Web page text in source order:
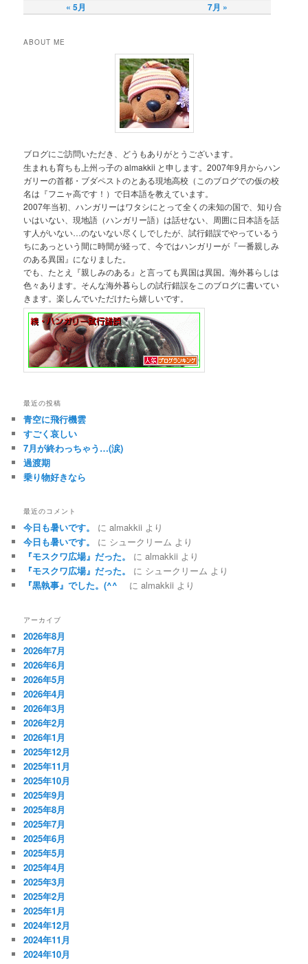
« 5月 7月 »
ABOUT ME
ブログにご訪問いただき、どうもありがとうございます。
生まれも育ちも上州っ子の almakkii と申します。2007年9月からハン
ガリーの首都・ブダペストのとある現地高校（このブログでの仮の校
名は『フニャ高です！）で日本語を教えています。
2007年当初、ハンガリーはワタシにとって全くの未知の国で、知り合
いはいない、現地語（ハンガリー語）は話せない、周囲に日本語を話
す人がいない…のないない尽くしでしたが、試行錯誤でやっているう
ちにあっという間に時間が経って、今ではハンガリーが『一番親しみ
のある異国』になりました。
でも、たとえ『親しみのある』と言っても異国は異国。海外暮らしは
色々あります。そんな海外暮らしの試行錯誤をこのブログに書いてい
きます。楽しんでいただけたら嬉しいです。
最近の投稿
青空に飛行機雲
すごく哀しい
7月が終わっちゃう…(涙)
過渡期
乗り物好きなら
最近のコメント
今日も暑いです。 にalmakkii より
今日も暑いです。
に シュークリーム より
『モスクワ広場』だった。
にalmakkii より
『モスクワ広場』だった。
に シュークリーム より
『黒執事』でした。(^^ゞ
にalmakkii より
アーカイブ
2026年8月
2026年7月
2026年6月
2026年5月
2026年4月
2026年3月
2026年2月
2026年1月
2025年12月
2025年11月
2025年10月
2025年9月
2025年8月
2025年7月
2025年6月
2025年5月
2025年4月
2025年3月
2025年2月
2025年1月
2024年12月
2024年11月
2024年10月